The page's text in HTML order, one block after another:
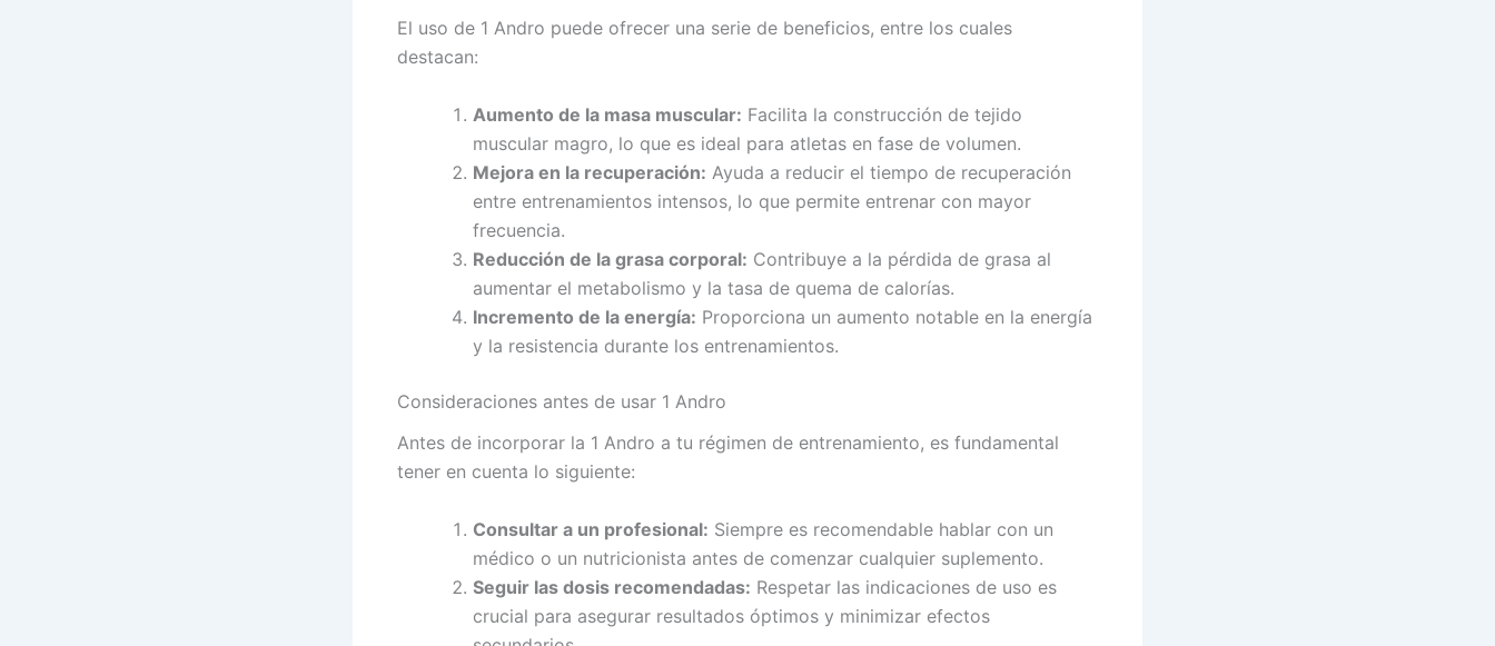
El uso de 1 Andro puede ofrecer una serie de beneficios, entre los cuales
destacan:
Aumento de la masa muscular: Facilita la construcción de tejido
muscular magro, lo que es ideal para atletas en fase de volumen.
Mejora en la recuperación: Ayuda a reducir el tiempo de recuperación
entre entrenamientos intensos, lo que permite entrenar con mayor
frecuencia.
Reducción de la grasa corporal: Contribuye a la pérdida de grasa al
aumentar el metabolismo y la tasa de quema de calorías.
Incremento de la energía: Proporciona un aumento notable en la energía
y la resistencia durante los entrenamientos.
Consideraciones antes de usar 1 Andro
Antes de incorporar la 1 Andro a tu régimen de entrenamiento, es fundamental
tener en cuenta lo siguiente:
Consultar a un profesional: Siempre es recomendable hablar con un
médico o un nutricionista antes de comenzar cualquier suplemento.
Seguir las dosis recomendadas: Respetar las indicaciones de uso es
crucial para asegurar resultados óptimos y minimizar efectos